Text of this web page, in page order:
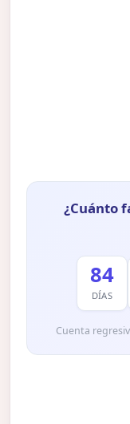
¿Cuánto
84
DÍAS
Cuenta